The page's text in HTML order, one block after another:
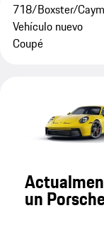
718/Boxster/
Vehículo nuevo
Coupé
un